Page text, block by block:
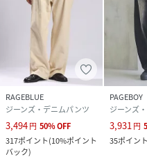
RAGEBLUE
ジーンズ・デニムパンツ
3,494円 50%OFF
317ポイント(10%ポイント
バック)
PAGEBOY
ジーンズ
3,931 円
35ポイント